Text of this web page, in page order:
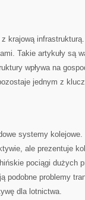
krajową
Takie artykuły są
wpływa na
jednym z
systemy
ale prezentuje
pociągi dużych
podobne problemy
dla lotnictwa.